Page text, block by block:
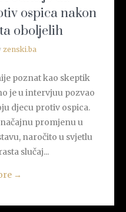
ospica nakon
oboljelih
zenski.ba
poznat kao skeptik
je u intervjuu pozvao
djecu protiv ospica.
promjenu u
naročito u svjetlu
slučaj...
→